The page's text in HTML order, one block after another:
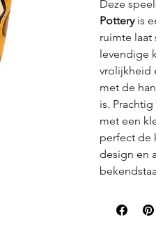
Deze
Potteryis
ruimte laat
levendige
vrolijkheid
met de
is.
met een
perfect de
design en